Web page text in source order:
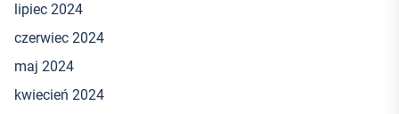
lipiec 2024
czerwiec 2024
maj 2024
kwiecień 2024